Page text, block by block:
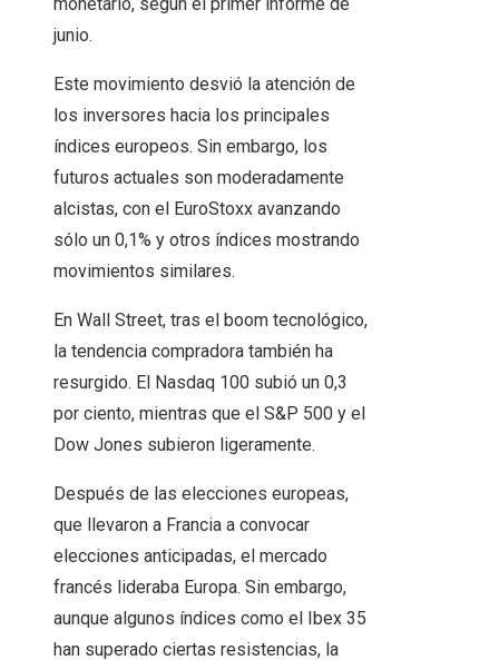
monetario, según el primer informe de
junio.
Este movimiento desvió la atención de
los inversores hacia los principales
índices europeos. Sin embargo, los
futuros actuales son moderadamente
alcistas, con el EuroStoxx avanzando
sólo un 0,1% y otros índices mostrando
movimientos similares.
En Wall Street, tras el boom tecnológico,
la tendencia compradora también ha
resurgido. El Nasdaq 100 subió un 0,3
por ciento, mientras que el S&P 500 y el
Dow Jones subieron ligeramente.
Después de las elecciones europeas,
que llevaron a Francia a convocar
elecciones anticipadas, el mercado
francés lideraba Europa. Sin embargo,
aunque algunos índices como el Ibex 35
han superado ciertas resistencias, la